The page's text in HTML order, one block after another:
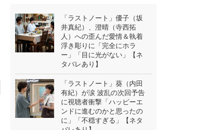
「ラストノート」優子（坂
井真紀）、澄晴（寺西拓
人）への歪んだ愛情＆執着
浮き彫りに「完全にホラ
ー」「目に光がない」【ネ
タバレあり】
「ラストノート」葵（内田
有紀）が涙 波乱の次回予告
に視聴者衝撃「ハッピーエ
ンドに進むのかと思ったの
に」「不穏すぎる」【ネタ